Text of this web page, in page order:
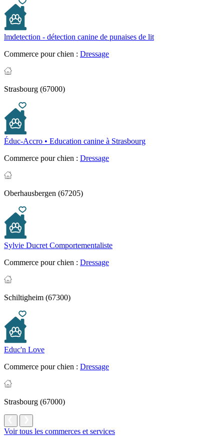
lmdetection - détection canine de punaises de lit
Commerce pour chien : Dressage
Strasbourg (67000)
Éduc-Accro • Education canine à Strasbourg
Commerce pour chien : Dressage
Oberhausbergen (67205)
Sylvie Ducret Comportementaliste
Commerce pour chien : Dressage
Schiltigheim (67300)
Educ'n Love
Commerce pour chien : Dressage
Strasbourg (67000)
Voir tous les commerces et services